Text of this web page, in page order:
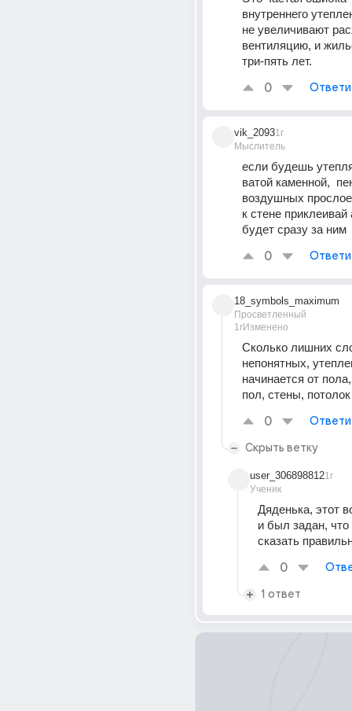
внутреннего
не увеличивают
вентиляцию, и
три-пять лет.
0
vik_2093
Мыслитель
1г
если будешь
ватой каменной,
воздушных
к стене
будет сразу за ним
0
18_symbols_maximum
Просветленный
1гИзменено
Сколько лишних
непонятных,
начинается от
пол, стены, потолок
0
Скрыть ветку
user_306898812
Ученик
1г
Дяденька, этот
и был задан, что
сказать
0
1 ответ